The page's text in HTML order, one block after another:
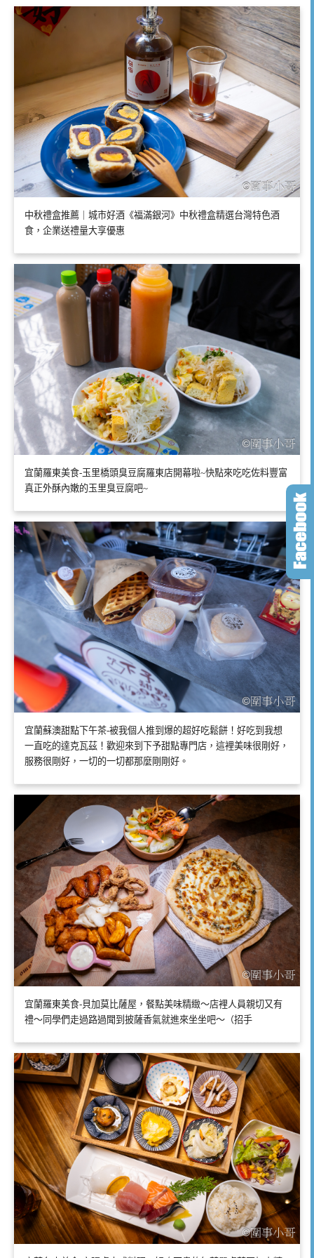
中秋禮盒推薦｜城市好酒《福滿銀河》中秋禮盒精選台灣特色酒
食，企業送禮量大享優惠
宜蘭羅東美食-玉里橋頭臭豆腐羅東店開幕啦~快點來吃吃佐料豐富
真正外酥內嫩的玉里臭豆腐吧~
宜蘭蘇澳甜點下午茶-被我個人推到爆的超好吃鬆餅！好吃到我想
一直吃的達克瓦茲！歡迎來到下予甜點專門店，這裡美味很剛好，
服務很剛好，一切的一切都那麼剛剛好。
宜蘭羅東美食-貝加莫比薩屋，餐點美味精緻～店裡人員親切又有
禮～同學們走過路過聞到披薩香氣就進來坐坐吧～（招手